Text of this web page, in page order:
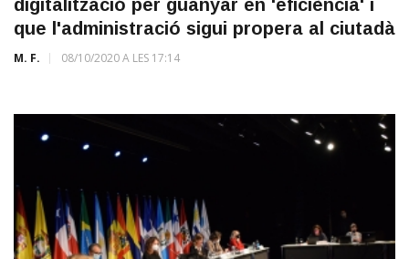
digitalització per guanyar en 'eficiència' i
que l'administració sigui propera al ciutadà
M. F. 08/10/2020 A LES 17:14